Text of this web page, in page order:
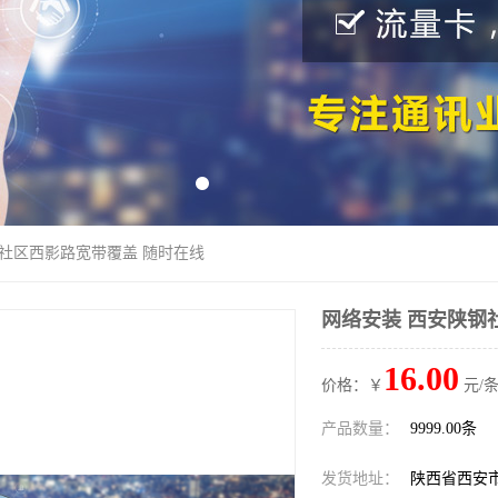
区西影路宽带覆盖 随时在线
网络安装 西安陕钢
价格：￥ 16.00 元/
产品数量： 9999.00条
发货地址： 陕西省西安